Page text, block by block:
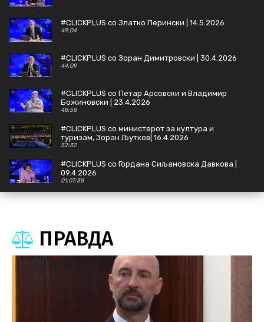
#CLICKPLUS со Златко Перински | 14.5.2026
49:04
#CLICKPLUS со Зоран Димитровски | 30.4.2026
44:09
#CLICKPLUS со Петар Арсовски и Владимир
Божиновски | 23.4.2026
48:58
#CLICKPLUS со министерот за култура и
туризам, Зоран Љутков| 16.4.2026
52:32
#CLICKPLUS со Гордана Сиљановска Давкова |
09.4.2026
01:07:38
#CLICKPLUS Наум Стоилковски, Јон Фрчковски
| 26.3.2026
ПРАВДА